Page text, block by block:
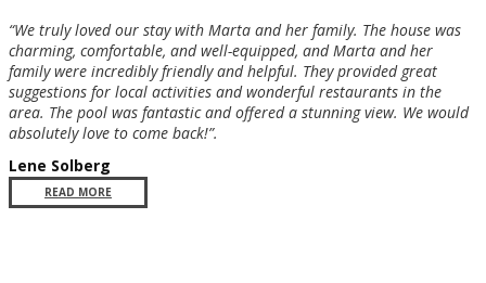
​“​We truly loved our stay with Marta and her family. The house was
charming, comfortable, and well-equipped, and Marta and her
family were incredibly friendly and helpful. They provided great
suggestions for local activities and wonderful restaurants in the
area. The pool was fantastic and offered a stunning view. We would
absolutely love to come back!”.
​​Lene Solberg
READ MORE